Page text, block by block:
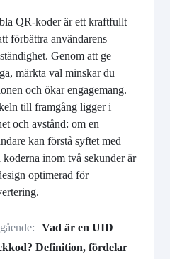
QR-koder är ett kraftfullt
förbättra användarens
Genom att ge
märkta val minskar du
och ökar engagemang.
till framgång ligger i
och avstånd: om en
kan förstå syftet med
koderna inom två sekunder är
optimerad för
Vad är en UID
Definition, fördelar